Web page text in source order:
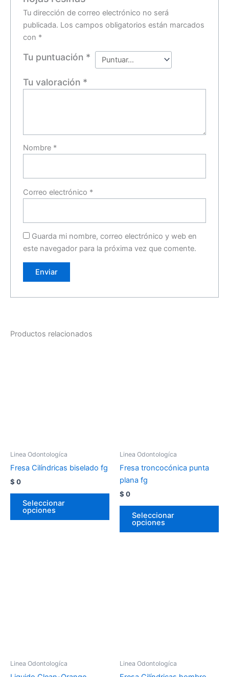
Tu dirección de correo electrónico no será
publicada. Los campos obligatorios están marcados
con *
Tu puntuación *
Tu valoración *
Nombre *
Correo electrónico *
Guarda mi nombre, correo electrónico y web en
este navegador para la próxima vez que comente.
Productos relacionados
Linea Odontologíca
Fresa Cilíndricas biselado fg
$ 0
Seleccionar
opciones
Linea Odontologíca
Fresa troncocónica punta
plana fg
$ 0
Seleccionar
opciones
Linea Odontologíca Linea Odontologíca